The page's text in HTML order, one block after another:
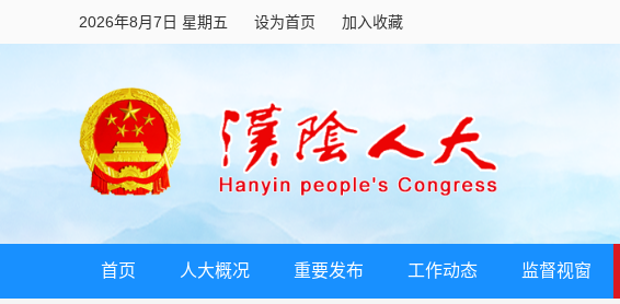
2026年8月7日 星期五 设为首页 加入收藏
首页 人大概况 重要发布 工作动态 监督视窗